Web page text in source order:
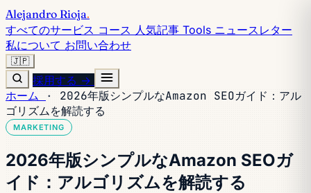
Alejandro Rioja.
すべてのサービス コース 人気記事 Tools ニュースレター
私について お問い合わせ
🇯🇵
採用する →
ホーム ·
2026年版シンプルなAmazon SEOガイド：アル
ゴリズムを解読する
MARKETING
2026年版シンプルなAmazon SEOガ
イド：アルゴリズムを解読する